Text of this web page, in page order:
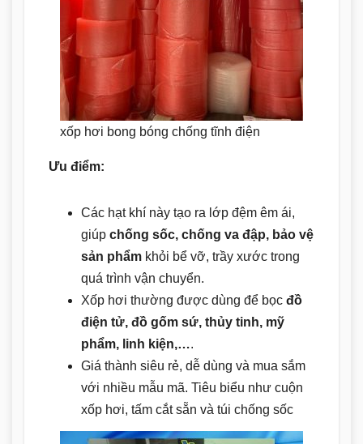
xốp hơi bong bóng chống tĩnh điện
Ưu điểm:
Các hạt khí này tạo ra lớp đệm êm ái,
giúp chống sốc, chống va đập, bảo vệ
sản phẩm khỏi bể vỡ, trầy xước trong
quá trình vận chuyển.
Xốp hơi thường được dùng để bọc đồ
điện tử, đồ gốm sứ, thủy tinh, mỹ
phẩm, linh kiện,….
Giá thành siêu rẻ, dễ dùng và mua sắm
với nhiều mẫu mã. Tiêu biểu như cuộn
xốp hơi, tấm cắt sẵn và túi chống sốc